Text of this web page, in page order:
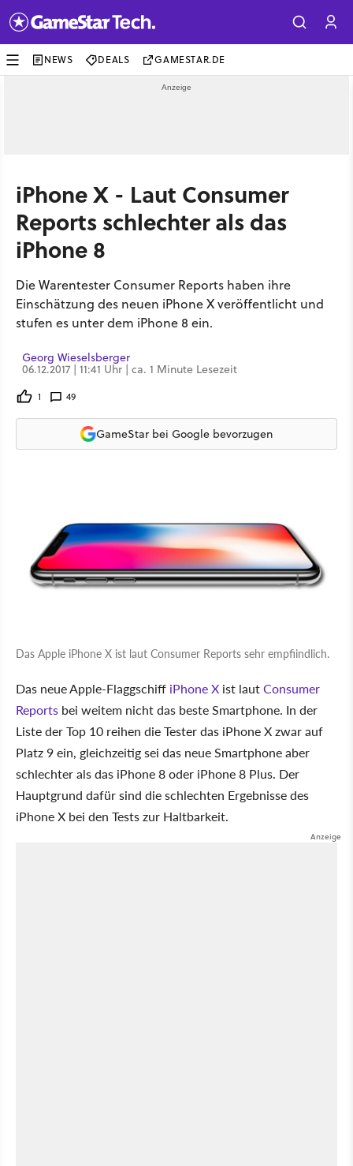
NEWS DEALS GAMESTAR.DE
iPhone X - Laut Consumer
Reports schlechter als das
iPhone 8
Die Warentester Consumer Reports haben ihre
Einschätzung des neuen iPhone X veröffentlicht und
stufen es unter dem iPhone 8 ein.
Georg Wieselsberger
06.12.2017 | 11:41 Uhr | ca. 1 Minute Lesezeit
1 49
GameStar bei Google bevorzugen
Das Apple iPhone X ist laut Consumer Reports sehr empfiindlich.
Das neue Apple-Flaggschiff iPhone X ist lautConsumer
Reports bei weitem nicht das beste Smartphone. In der
Liste der Top 10 reihen die Tester das iPhone X zwar auf
Platz 9 ein, gleichzeitig sei das neue Smartphone aber
schlechter als das iPhone 8 oder iPhone 8 Plus. Der
Hauptgrund dafür sind die schlechten Ergebnisse des
iPhone X bei den Tests zur Haltbarkeit.